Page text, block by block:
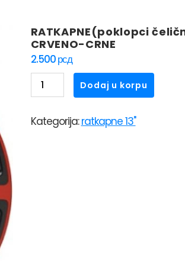
RATKAPNE(poklopci
CRVENO-CRNE
2.500рсд
RATKAPNE(poklopci
čeličnih
13"
Dodaj u korpu
Kategorija:ratkapne 13"